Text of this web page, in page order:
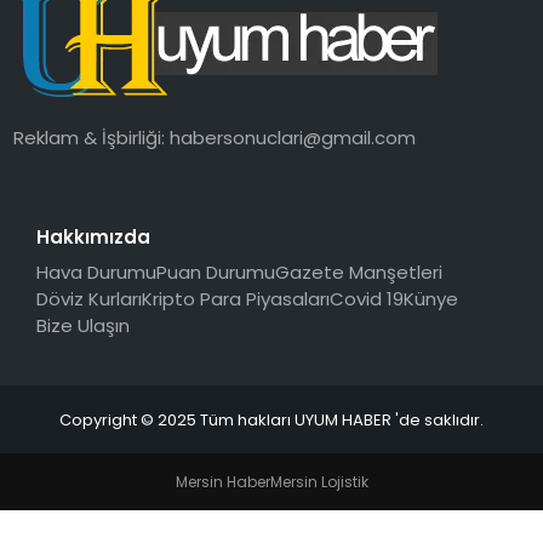
SAĞLIK
MAGAZIN
Reklam & İşbirliği:habersonuclari@gmail.com
Hakkımızda
Hava DurumuPuan DurumuGazete Manşetleri
Döviz KurlarıKripto Para PiyasalarıCovid 19Künye
Bize Ulaşın
Copyright © 2025 Tüm hakları UYUM HABER 'de saklıdır.
Mersin HaberMersin Lojistik